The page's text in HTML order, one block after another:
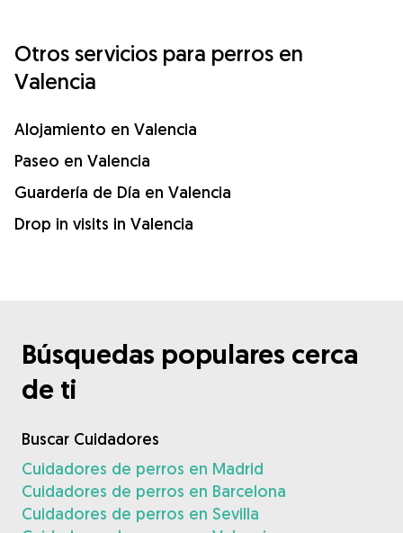
Otros servicios para perros en
Valencia
Alojamiento en Valencia
Paseo en Valencia
Guardería de Día en Valencia
Drop in visits in Valencia
Búsquedas populares cerca
de ti
Buscar Cuidadores
Cuidadores de perros en Madrid
Cuidadores de perros en Barcelona
Cuidadores de perros en Sevilla